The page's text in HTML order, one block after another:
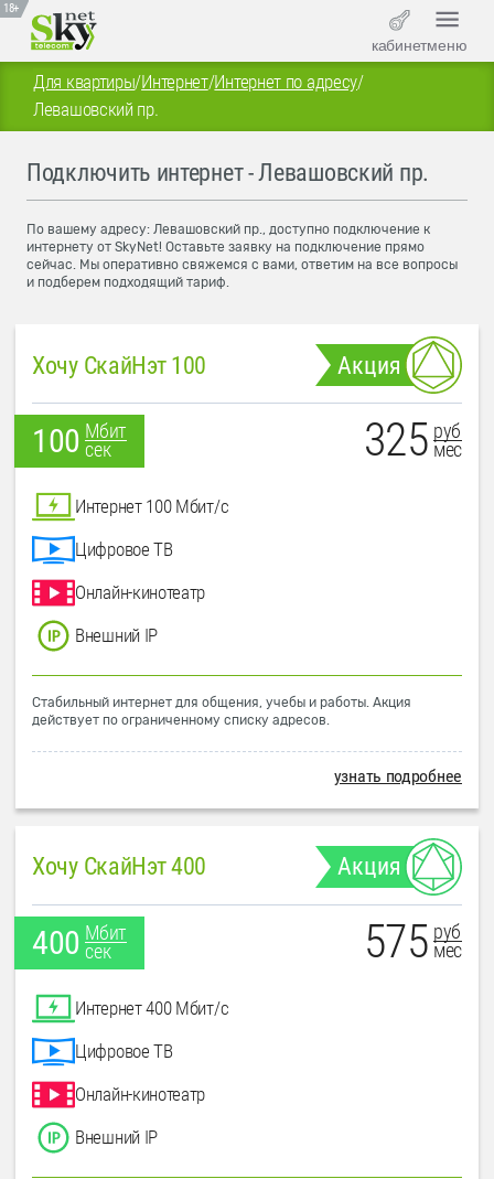
18+
кабинетменю
Для квартиры/Интернет/Интернет по адресу/
Левашовский пр.
Подключить интернет - Левашовский пр.
По вашему адресу: Левашовский пр., доступно подключение к
интернету от SkyNet! Оставьте заявку на подключение прямо
сейчас. Мы оперативно свяжемся с вами, ответим на все вопросы
и подберем подходящий тариф.
Хочу СкайНэт 100 Акция
100 Мбит
сек
325 руб
мес
Интернет 100 Мбит/с
Цифровое ТВ
Онлайн-кинотеатр
Внешний IP
Стабильный интернет для общения, учебы и работы. Акция
действует по ограниченному списку адресов.
узнать подробнее
Хочу СкайНэт 400 Акция
400 Мбит
сек
575 руб
мес
Интернет 400 Мбит/с
Цифровое ТВ
Онлайн-кинотеатр
Внешний IP